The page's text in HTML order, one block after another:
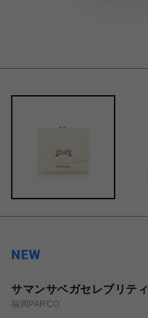
サマンサベガセレブリティ
福岡PARCO